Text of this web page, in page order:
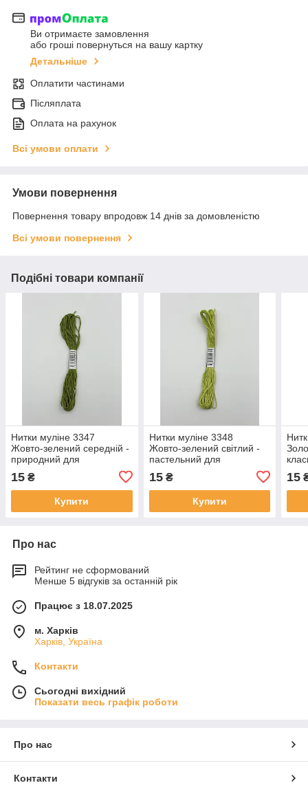
Ви отримаєте замовлення
або гроші повернуться на вашу картку
Детальніше
Оплатити частинами
Післяплата
Оплата на рахунок
Всі умови оплати
Умови повернення
Повернення товару впродовж 14 днів за домовленістю
Всі умови повернення
Подібні товари компанії
Нитки муліне 3347
Жовто‑зелений середній -
природний для
15 ₴
Купити
Нитки муліне 3348
Жовто‑зелений світлий -
пастельний для
15₴
Купити
15
Про нас
Рейтинг не сформований
Менше 5 відгуків за останній рік
Працює з 18.07.2025
м. Харків
Харків, Україна
Контакти
Сьогодні вихідний
Показати весь графік роботи
Про нас
Контакти